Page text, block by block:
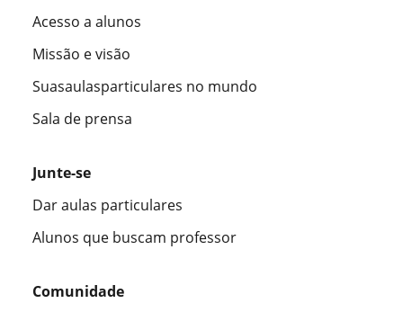
Acesso a alunos
Missão e visão
Suasaulasparticulares no mundo
Sala de prensa
Junte-se
Dar aulas particulares
Alunos que buscam professor
Comunidade